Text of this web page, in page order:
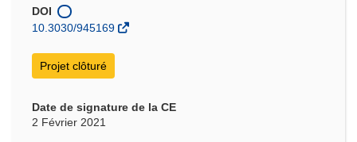
nouvelle
fenêtre)
DOI
10.3030/945169
Projet clôturé
Date de signature de la CE
2 Février 2021